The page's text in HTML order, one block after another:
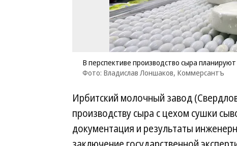
В перспективе производство сыра планируют
Фото: Владислав Лоншаков, Коммерсантъ
Ирбитский молочный завод
производству сыра с цехом сушки
документация и результаты